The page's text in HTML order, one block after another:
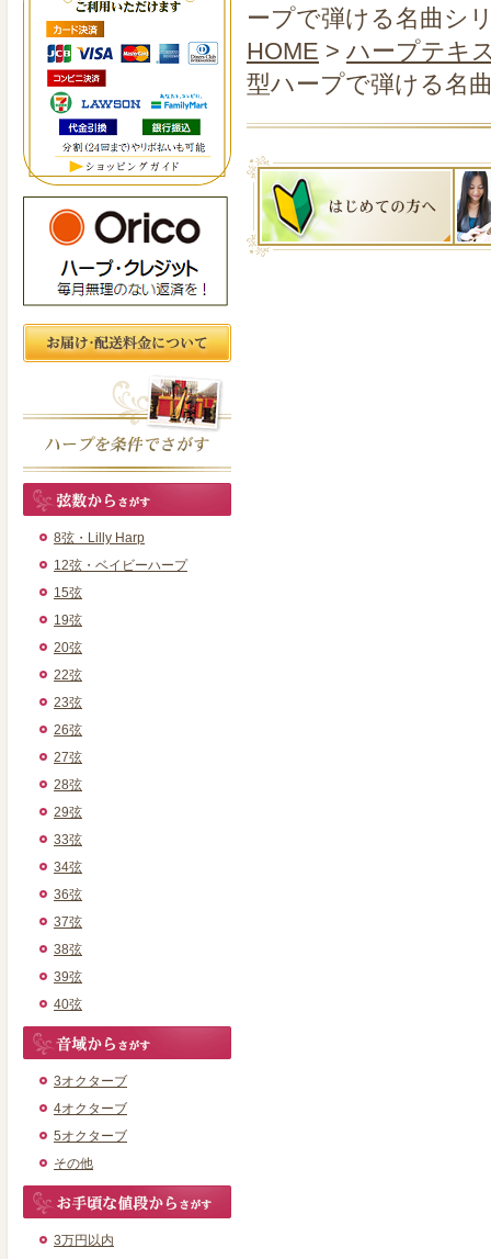
8弦・Lilly Harp
12弦・ベイビーハープ
15弦
19弦
20弦
22弦
23弦
26弦
27弦
28弦
29弦
33弦
34弦
36弦
37弦
38弦
39弦
40弦
3オクターブ
4オクターブ
5オクターブ
その他
3万円以内
ープで弾ける名曲シ
HOME > ハープテキ
型ハープで弾ける名